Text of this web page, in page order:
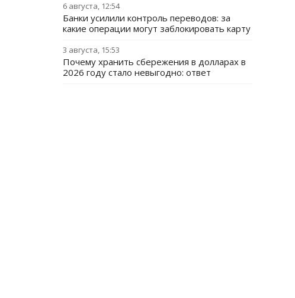
6 августа, 12:54
Банки усилили контроль переводов: за
какие операции могут заблокировать карту
3 августа, 15:53
Почему хранить сбережения в долларах в
2026 году стало невыгодно: ответ